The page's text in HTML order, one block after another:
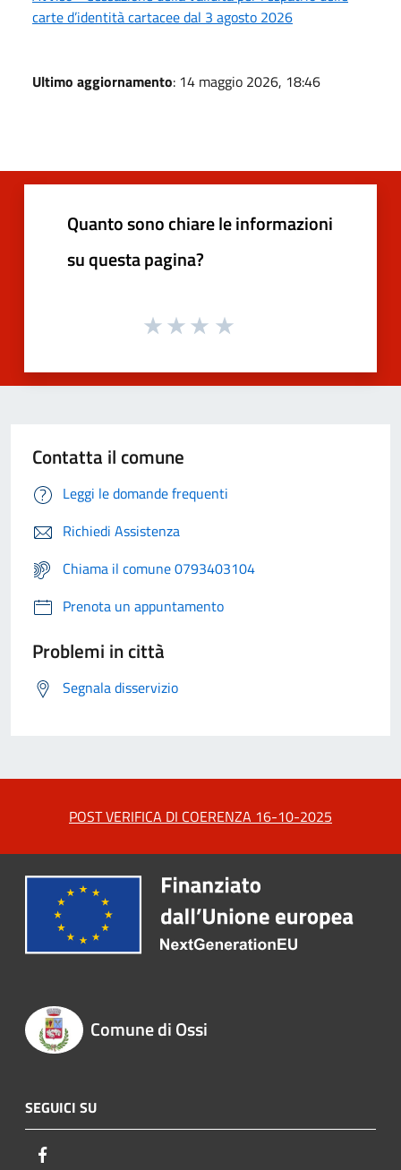
carte d’identità cartacee dal 3 agosto 2026
Ultimo aggiornamento: 14 maggio 2026, 18:46
Quanto sono chiare le informazioni
su questa pagina?
Contatta il comune
Leggi le domande frequenti
Richiedi Assistenza
Chiama il comune 0793403104
Prenota un appuntamento
Problemi in città
Segnala disservizio
POST VERIFICA DI COERENZA 16-10-2025
Comune di Ossi
SEGUICI SU